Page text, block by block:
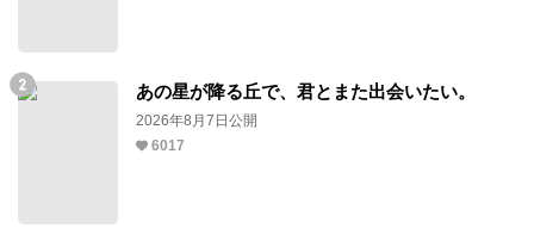
あの星が降る丘で、君とまた出会いたい。
2026年8月7日公開
6017